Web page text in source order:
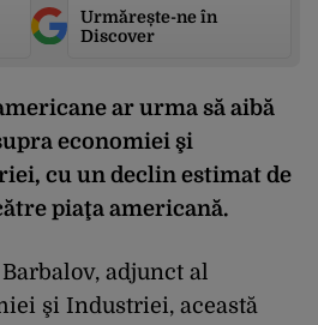
Urmărește-ne în
Discover
ar urma să aibă
economiei şi
cu un declin estimat de
piaţa americană.
adjunct al
şi Industriei, această